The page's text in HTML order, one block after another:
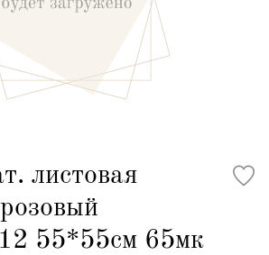
листовая
55*55см 65мк